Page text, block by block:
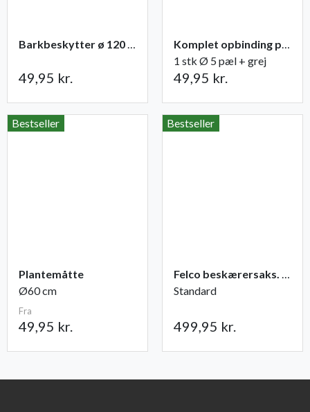
Barkbeskytter ø 120 mm. sort - 65 cm.
49,95 kr.
Komplet opbinding pæl + grej til træer
1 stk Ø 5 pæl + grej
49,95 kr.
Bestseller
Plantemåtte
Ø60 cm
Fra
49,95 kr.
Bestseller
Felco beskærersaks. nr. 2
Standard
499,95 kr.